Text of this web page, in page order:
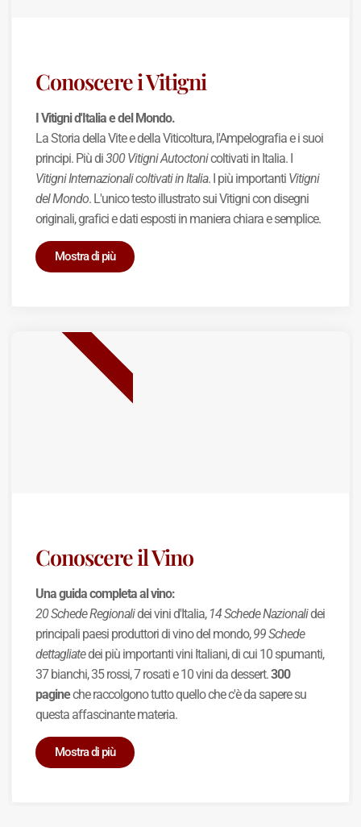
Conoscere i Vitigni
I Vitigni d'Italia e del Mondo.
La Storia della Vite e della Viticoltura, l'Ampelografia e i suoi
principi. Più di300 Vitigni Autoctonicoltivati in Italia. I
Vitigni Internazionali coltivati in Italia. I più importanti Vitigni
del Mondo. L'unico testo illustrato sui Vitigni con disegni
originali, grafici e dati esposti in maniera chiara e semplice.
Mostra di più
Conoscere il Vino
Una guida completa al vino:
20 Schede Regionalidei vini d'Italia, 14 Schede Nazionalidei
principali paesi produttori di vino del mondo,99 Schede
dettagliatedei più importanti vini Italiani, di cui 10 spumanti,
37 bianchi, 35 rossi, 7 rosati e 10 vini da dessert.300
pagineche raccolgono tutto quello che c'è da sapere su
questa affascinante materia.
Mostra di più
BEST SELLER